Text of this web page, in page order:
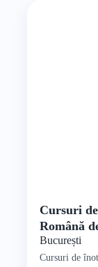
Cursuri
Română
București
Cursuri de